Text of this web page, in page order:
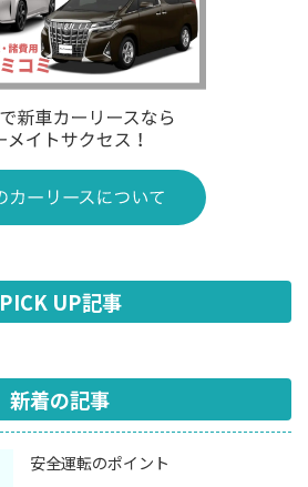
PICK UP記事
新着の記事
安全運転のポイント